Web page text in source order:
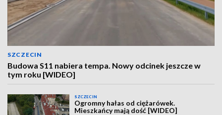
SZCZECIN
Budowa S11 nabiera tempa. Nowy odcinek jeszcze w
tym roku [WIDEO]
SZCZECIN
Ogromny hałas od ciężarówek.
Mieszkańcy mają dość [WIDEO]